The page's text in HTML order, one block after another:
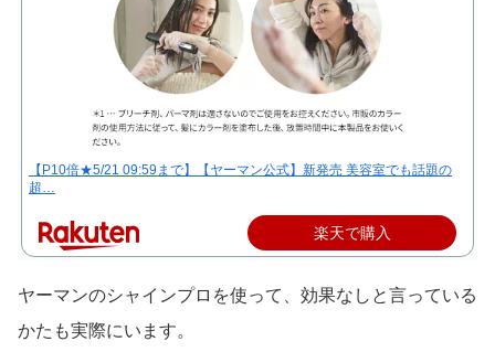
【P10倍★5/21 09:59まで】【ヤーマン公式】新発売 美容室でも話題の
超…
楽天で購入
ヤーマンのシャインプロを使って、効果なしと言っている
かたも実際にいます。